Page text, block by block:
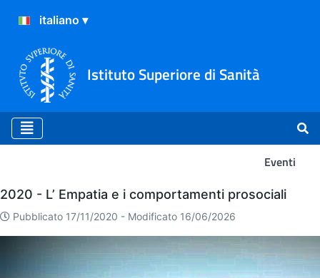
Istituto Superiore di Sanità
Eventi
Eventi
2020 - L’ Empatia e i comportamenti prosociali
Pubblicato 17/11/2020 - Modificato 16/06/2026